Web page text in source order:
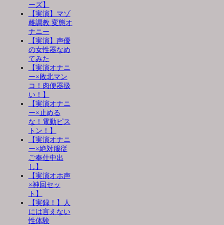
ーズ】
【実演】マゾ
雌調教 変態オ
ナニー
【実演】声優
の女性器なめ
てみた
【実演オナニ
ー×敗北マン
コ！肉便器扱
い！】
【実演オナニ
ー×止める
な！電動ピス
トン！】
【実演オナニ
ー×絶対服従
ご奉仕中出
し】
【実演オホ声
×神回セッ
ト】
【実録！】人
には言えない
性体験